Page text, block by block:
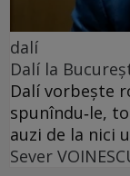
dalí
Dalí la
Dalí vorbește
spunîndu‑le,
auzi de la nici
Sever